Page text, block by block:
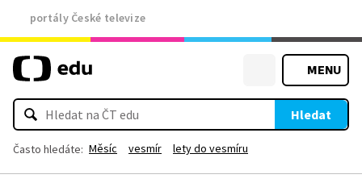
portály České televize
MENU
Hledat
Často hledáte: Měsíc vesmír lety do vesmíru